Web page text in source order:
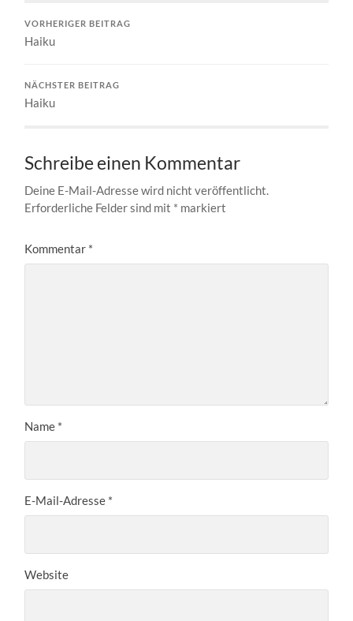
VORHERIGER BEITRAG
Haiku
NÄCHSTER BEITRAG
Haiku
Schreibe einen Kommentar
Deine E-Mail-Adresse wird nicht veröffentlicht.
Erforderliche Felder sind mit * markiert
Kommentar *
Name *
E-Mail-Adresse *
Website